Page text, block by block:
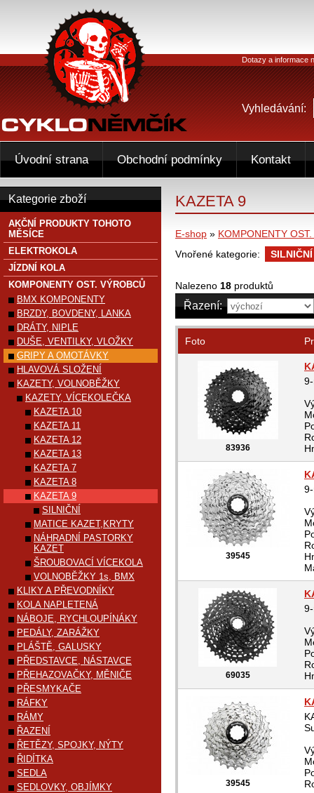
KAZETA 9
E-shop » KOMPONENTY
Vnořené kategorie:
SILNIČNÍ
Nalezeno 18 produktů
Řazení:
Foto
83936
39545
69035
39545
Kategorie zboží
AKČNÍ PRODUKTY TOHOTO
MĚSÍCE
ELEKTROKOLA
JÍZDNÍ KOLA
KOMPONENTY OST. VÝROBCŮ
BMX KOMPONENTY
BRZDY, BOVDENY, LANKA
DRÁTY, NIPLE
DUŠE, VENTILKY, VLOŽKY
GRIPY A OMOTÁVKY
HLAVOVÁ SLOŽENÍ
KAZETY, VOLNOBĚŽKY
KAZETY, VÍCEKOLEČKA
KAZETA 10
KAZETA 11
KAZETA 12
KAZETA 13
KAZETA 7
KAZETA 8
KAZETA 9
SILNIČNÍ
MATICE KAZET,KRYTY
NÁHRADNÍ PASTORKY
KAZET
ŠROUBOVACÍ VÍCEKOLA
VOLNOBĚŽKY 1s, BMX
KLIKY A PŘEVODNÍKY
KOLA NAPLETENÁ
NÁBOJE, RYCHLOUPÍNÁKY
PEDÁLY, ZARÁŽKY
PLÁŠTĚ, GALUSKY
PŘEDSTAVCE, NÁSTAVCE
PŘEHAZOVAČKY, MĚNIČE
PŘESMYKAČE
RÁFKY
RÁMY
ŘAZENÍ
ŘETĚZY, SPOJKY, NÝTY
ŘIDÍTKA
SEDLA
SEDLOVKY, OBJÍMKY
Dotazy a informace
Vyhledávání:
Úvodní strana Obchodní podmínky Kontakt